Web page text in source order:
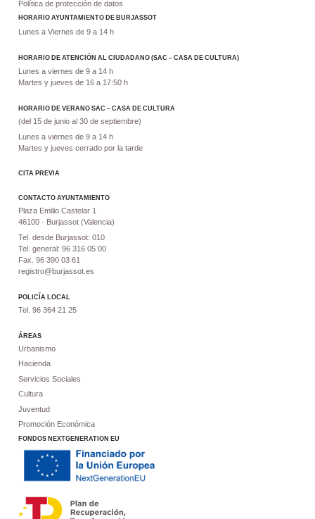
Política de protección de datos
HORARIO AYUNTAMIENTO DE BURJASSOT
Lunes a Viernes de 9 a 14 h
HORARIO DE ATENCIÓN AL CIUDADANO (SAC – CASA DE CULTURA)
Lunes a viernes de 9 a 14 h
Martes y jueves de 16 a 17:50 h
HORARIO DE VERANO SAC – CASA DE CULTURA
(del 15 de junio al 30 de septiembre)
Lunes a viernes de 9 a 14 h
Martes y jueves cerrado por la tarde
CITA PREVIA
CONTACTO AYUNTAMIENTO
Plaza Emilio Castelar 1
46100 · Burjassot (Valencia)
Tel. desde Burjassot: 010
Tel. general: 96 316 05 00
Fax. 96 390 03 61
registro@burjassot.es
POLICÍA LOCAL
Tel. 96 364 21 25
ÁREAS
Urbanismo
Hacienda
Servicios Sociales
Cultura
Juventud
Promoción Económica
FONDOS NEXTGENERATION EU